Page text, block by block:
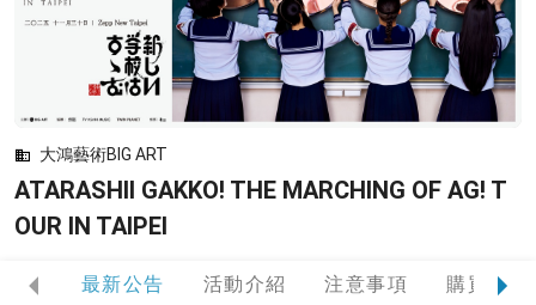
大鴻藝術BIG ART
ATARASHII GAKKO! THE MARCHING OF AG! T
OUR IN TAIPEI
最新公告 活動介紹 注意事項 購買提醒